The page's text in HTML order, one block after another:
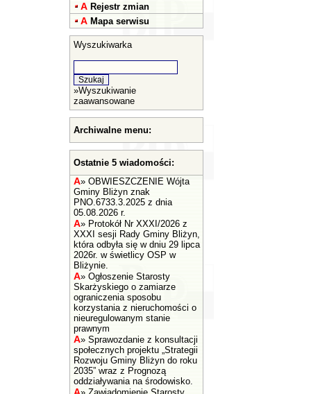
A Rejestr zmian
A Mapa serwisu
Wyszukiwarka
»Wyszukiwanie
zaawansowane
Archiwalne menu:
Ostatnie 5 wiadomości:
A» OBWIESZCZENIE Wójta
Gminy Bliżyn znak
PNO.6733.3.2025 z dnia
05.08.2026 r.
A» Protokół Nr XXXI/2026 z
XXXI sesji Rady Gminy Bliżyn,
która odbyła się w dniu 29 lipca
2026r. w świetlicy OSP w
Bliżynie.
A» Ogłoszenie Starosty
Skarżyskiego o zamiarze
ograniczenia sposobu
korzystania z nieruchomości o
nieuregulowanym stanie
prawnym
A» Sprawozdanie z konsultacji
społecznych projektu „Strategii
Rozwoju Gminy Bliżyn do roku
2035” wraz z Prognozą
oddziaływania na środowisko.